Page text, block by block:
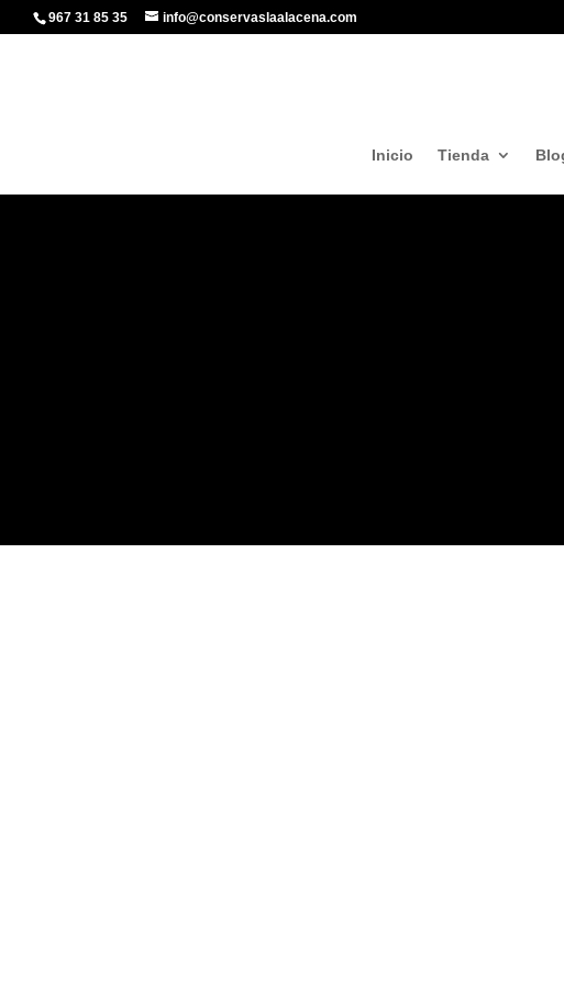
967 31 85 35 info@conservaslaalacena.com
Inicio Tienda